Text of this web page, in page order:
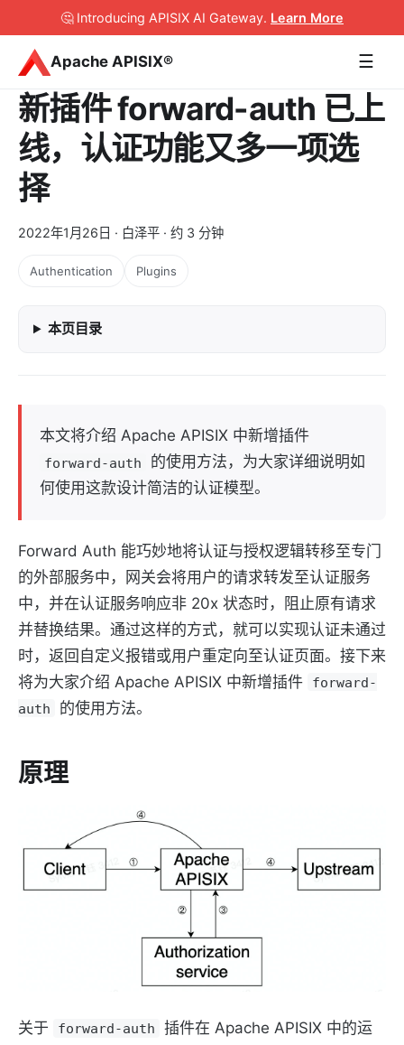
🤔 Introducing APISIX AI Gateway. Learn More
Apache APISIX® ☰
新插件 forward-auth 已上
线，认证功能又多一项选
择
2022年1月26日 · 白泽平 · 约 3 分钟
Authentication Plugins
本页目录
本文将介绍 Apache APISIX 中新增插件
forward-auth
的使用方法，为大家详细说明如
何使用这款设计简洁的认证模型。
Forward Auth 能巧妙地将认证与授权逻辑转移至专门
的外部服务中，网关会将用户的请求转发至认证服务
中，并在认证服务响应非 20x 状态时，阻止原有请求
并替换结果。通过这样的方式，就可以实现认证未通过
时，返回自定义报错或用户重定向至认证页面。接下来
将为大家介绍 Apache APISIX 中新增插件
forward-
auth
的使用方法。
原理
关于 forward-auth
插件在 Apache APISIX 中的运